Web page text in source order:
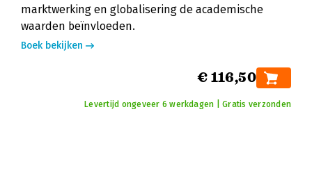
marktwerking en globalisering de academische
waarden beïnvloeden.
Boek bekijken
€ 116,50
Levertijd ongeveer 6 werkdagen | Gratis verzonden